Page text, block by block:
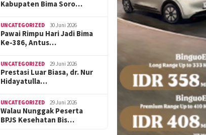
Kabupaten Bima Soro…
UNCATEGORIZED 30 Juni 2026
Pawai Rimpu Hari Jadi Bima
Ke-386, Antus…
UNCATEGORIZED 29 Juni 2026
Prestasi Luar Biasa, dr. Nur
Hidayatulla…
UNCATEGORIZED 29 Juni 2026
Walau Nunggak Peserta
BPJS Kesehatan Bis…